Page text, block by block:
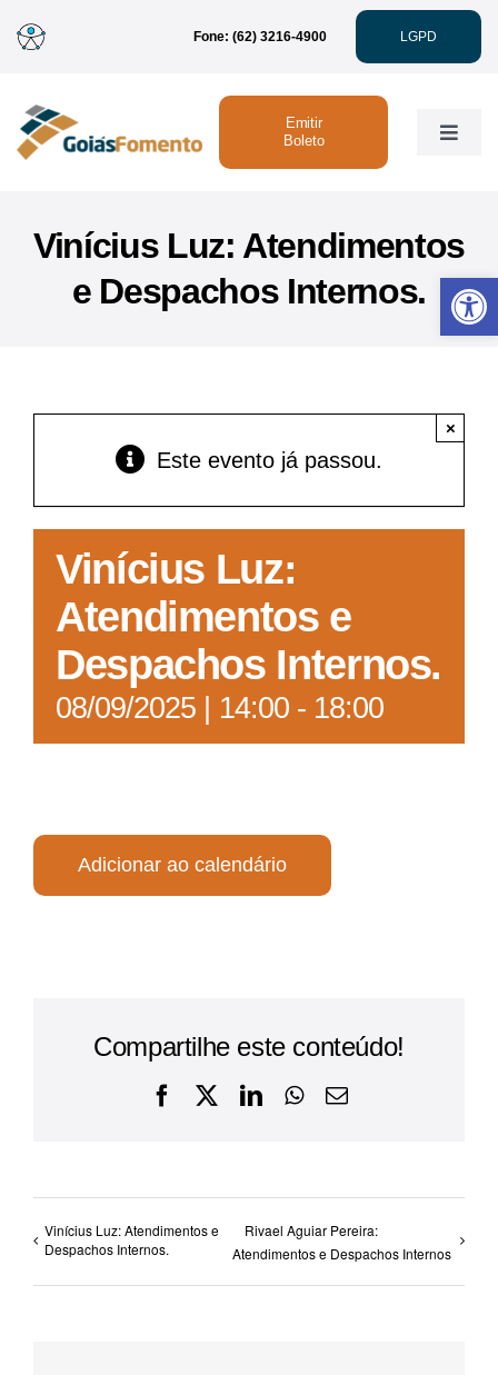
Abrir
para
conteúdo
Fone: (62) 3216-4900 LGPD
Toggle
Linhas de Crédito
Acesso à Informação
Emitir
Boleto
Vinícius Luz: Atendimentos
e Despachos Internos.
Este evento já passou.
×
Vinícius Luz:
Atendimentos e
Despachos Internos.
08/09/2025 | 14:00- 18:00
Adicionar ao calendário
Compartilhe este conteúdo!
Facebook
X LinkedInWhatsApp
E-
Vinícius Luz: Atendimentos e
Despachos Internos.
Rivael Aguiar Pereira:
Atendimentos e Despachos Internos